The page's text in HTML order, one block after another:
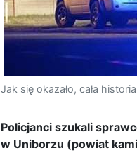
Jak się okazało, cała
Policjanci szukali
w Uniborzu (powiat